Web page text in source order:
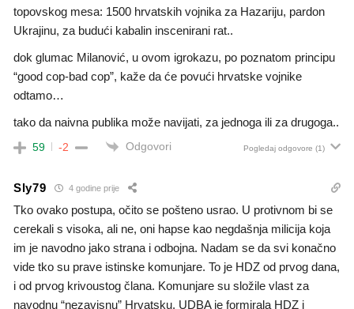
topovskog mesa: 1500 hrvatskih vojnika za Hazariju, pardon
Ukrajinu, za budući kabalin inscenirani rat..
dok glumac Milanović, u ovom igrokazu, po poznatom principu
“good cop-bad cop”, kaže da će povući hrvatske vojnike
odtamo…
tako da naivna publika može navijati, za jednoga ili za drugoga..
59 -2 Odgovori Pogledaj odgovore (1)
Sly79 4 godine prije
Tko ovako postupa, očito se pošteno usrao. U protivnom bi se
cerekali s visoka, ali ne, oni hapse kao negdašnja milicija koja
im je navodno jako strana i odbojna. Nadam se da svi konačno
vide tko su prave istinske komunjare. To je HDZ od prvog dana,
i od prvog krivoustog člana. Komunjare su složile vlast za
navodnu “nezavisnu” Hrvatsku. UDBA je formirala HDZ i